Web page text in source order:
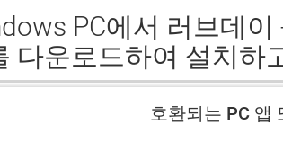
PC에서 러브데
다운로드하여 설치하
호환되는 PC 앱